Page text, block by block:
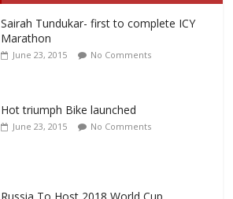
Sairah Tundukar- first to complete ICY
Marathon
June 23, 2015 No Comments
Hot triumph Bike launched
June 23, 2015 No Comments